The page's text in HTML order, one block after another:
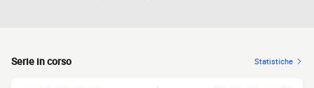
Serie in corso Statistiche